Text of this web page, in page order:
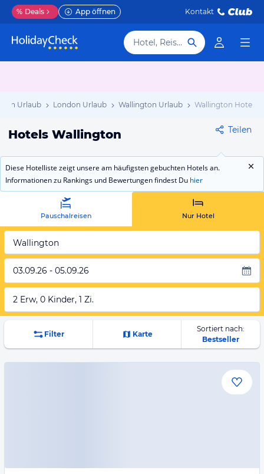
% Deals App öffnen Kontakt
Hotel, Reiseziel
Urlaub London Urlaub Wallington Urlaub Wallington Hotels
Hotels Wallington Teilen
Diese Hotelliste zeigt unsere am häufigsten gebuchten Hotels an.
Informationen zu Rankings und Bewertungen findest Du hier
Pauschalreisen Nur Hotel
Wallington
03.09.26 - 05.09.26
2 Erw, 0 Kinder, 1 Zi.
Filter Karte
Sortiert nach:
Bestseller